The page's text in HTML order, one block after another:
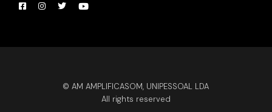
© AM AMPLIFICASOM, UNIPESSOAL LDA
All rights reserved